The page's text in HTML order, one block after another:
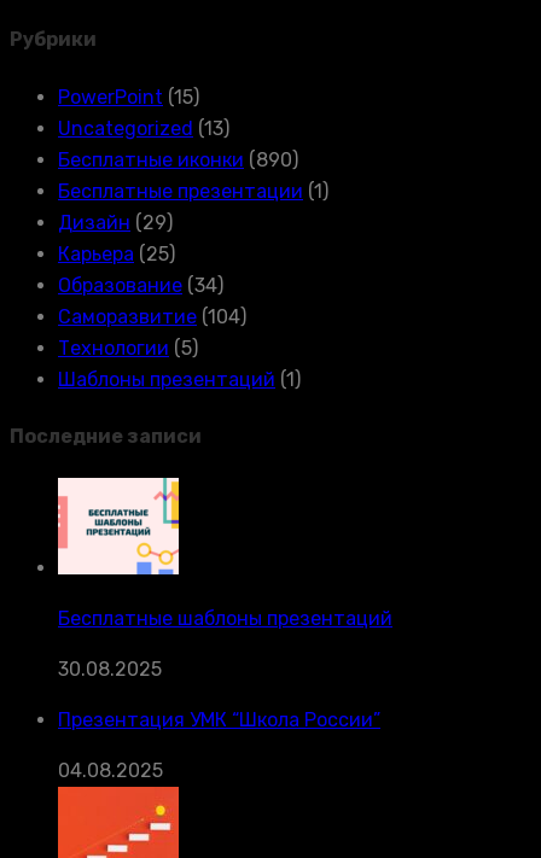
Рубрики
PowerPoint (15)
Uncategorized (13)
Бесплатные иконки (890)
Бесплатные презентации (1)
Дизайн (29)
Карьера (25)
Образование (34)
Саморазвитие (104)
Технологии (5)
Шаблоны презентаций (1)
Последние записи
Бесплатные шаблоны презентаций
30.08.2025
Презентация УМК “Школа России”
04.08.2025